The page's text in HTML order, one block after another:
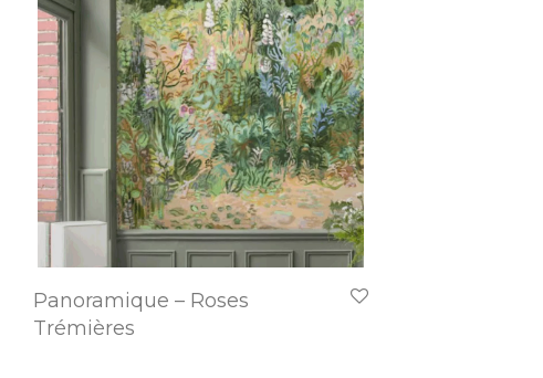
Panoramique – Roses
Trémières